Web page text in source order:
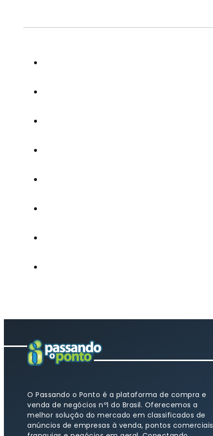
O Passando o Ponto é a plataforma de compra e
venda de negócios nº1 do Brasil. Oferecemos a
melhor solução do mercado em classificados de
anúncios de empresas à venda, pontos comerciais